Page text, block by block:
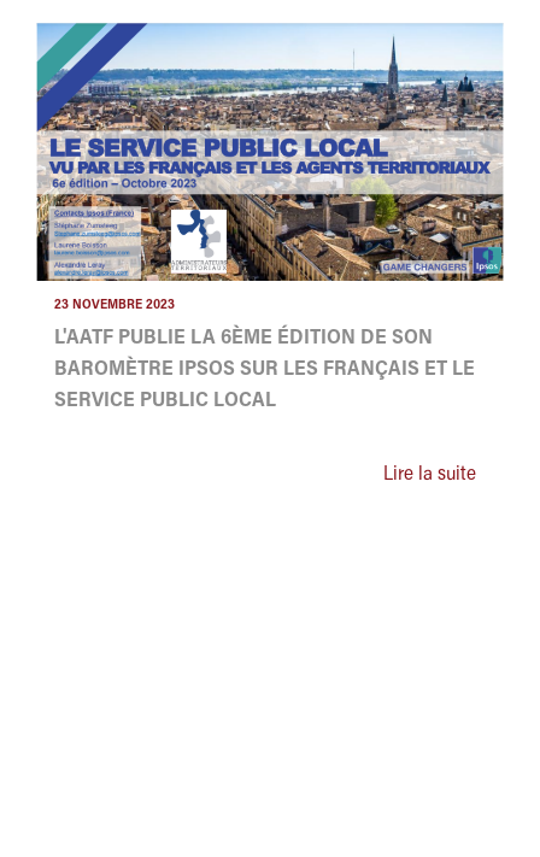
23 NOVEMBRE 2023
L'AATF PUBLIE LA 6ÈME ÉDITION DE SON
BAROMÈTRE IPSOS SUR LES FRANÇAIS ET LE
SERVICE PUBLIC LOCAL
Lire la suite